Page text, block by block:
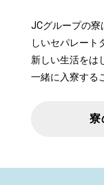
JCグループの寮
しいセパレート
新しい生活をは
一緒に入寮する
寮